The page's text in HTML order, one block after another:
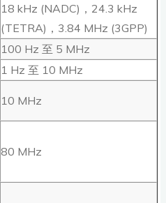
18 kHz (NADC)，24.3 kHz
(TETRA)，3.84 MHz (3GPP)
100 Hz 至 5 MHz
1 Hz 至 10 MHz
10 MHz
80 MHz